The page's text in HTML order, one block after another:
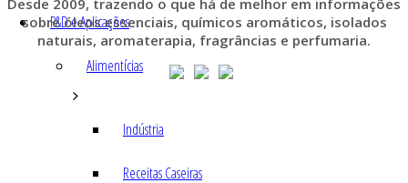
P&D e Aplicações
Alimentícias
Indústria
Receitas Caseiras
Desde 2009, trazendo o que há de melhor em informações
sobre óleos essenciais, químicos aromáticos, isolados
naturais, aromaterapia, fragrâncias e perfumaria.